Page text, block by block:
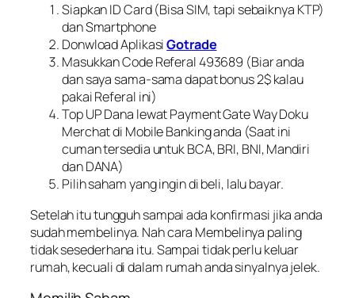
Siapkan ID Card (Bisa SIM, tapi sebaiknya KTP)
dan Smartphone
Donwload AplikasiGotrade
Masukkan Code Referal 493689 (Biar anda
dan saya sama-sama dapat bonus 2$ kalau
pakai Referal ini)
Top UP Dana lewat Payment Gate Way Doku
Merchat di Mobile Banking anda (Saat ini
cuman tersedia untuk BCA, BRI, BNI, Mandiri
dan DANA)
Pilih saham yang ingin di beli, lalu bayar.
Setelah itu tungguh sampai ada konfirmasi jika anda
sudah membelinya. Nah cara Membelinya paling
tidak sesederhana itu. Sampai tidak perlu keluar
rumah, kecuali di dalam rumah anda sinyalnya jelek.